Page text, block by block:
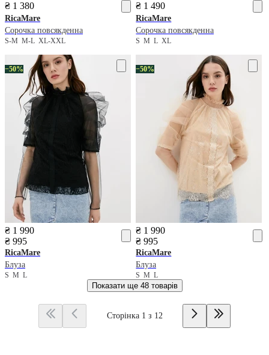
₴ 1 380
RicaMare
Сорочка повсякденна
S-M M-L XL-XXL
₴ 1 490
RicaMare
Сорочка повсякденна
SMLXL
−50%
₴ 1 990
₴ 995
RicaMare
Блуза
S M L
−50%
₴ 1 990
₴ 995
RicaMare
Блуза
SML
Показати ще 48 товарів
Сторінка 1 з 12